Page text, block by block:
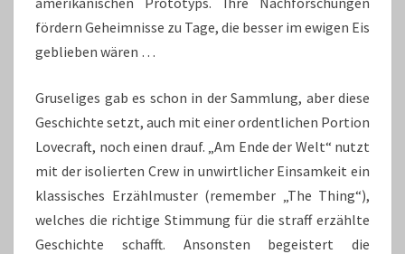
fördern Geheimnisse zu Tage, die besser im ewigen Eis
geblieben wären …
Gruseliges gab es schon in der Sammlung, aber diese
Geschichte setzt, auch mit einer ordentlichen Portion
Lovecraft, noch einen drauf. „Am Ende der Welt“ nutzt
mit der isolierten Crew in unwirtlicher Einsamkeit ein
klassisches Erzählmuster (remember „The Thing“),
welches die richtige Stimmung für die straff erzählte
Geschichte schafft. Ansonsten begeistert die